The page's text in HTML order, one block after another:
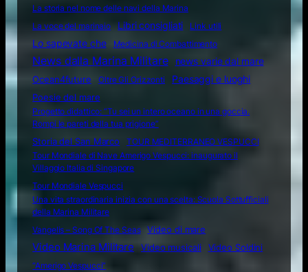
La storia nel nome delle navi della Marina
La voce del marinaio
Libri consigliati Link utili
Lo sapevate che Medicina di Combattimento
News dalla Marina Militare
news varie dal mare
Ocean4future
Oltre Gli Orizzonti
Paesaggi e luoghi
Poesie del mare
Progetto didattico: “Tu sei un intero oceano in una goccia.
Rompi le pareti della tua prigione”
Storia del San Marco
TOUR MEDITERRANEO VESPUCCI
Tour Mondiale di Nave Amerigo Vespucci: inaugurato il
Villaggio Italia di Singapore
Tour Mondiale Vespucci
Una vita straordinaria inizia con una scelta: Scuola Sottufficiali
della Marina Militare
Vangelis – Song Of The Seas
Video di mare
Video Marina Militare Video musicali
Video Soldini
“Amerigo Vespucci”